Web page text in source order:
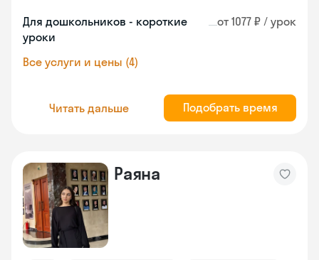
Для дошкольников - короткие
уроки
от 1077 ₽ / урок
Все услуги и цены (4)
Читать дальше Подобрать время
Раяна